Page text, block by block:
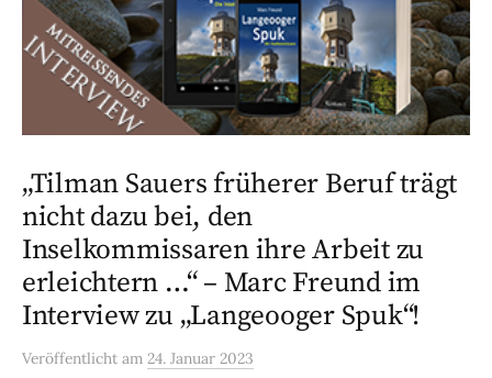
„Tilman Sauers früherer Beruf trägt
nicht dazu bei, den
Inselkommissaren ihre Arbeit zu
erleichtern …“ – Marc Freund im
Interview zu „Langeooger Spuk“!
Veröffentlicht am 24. Januar 2023